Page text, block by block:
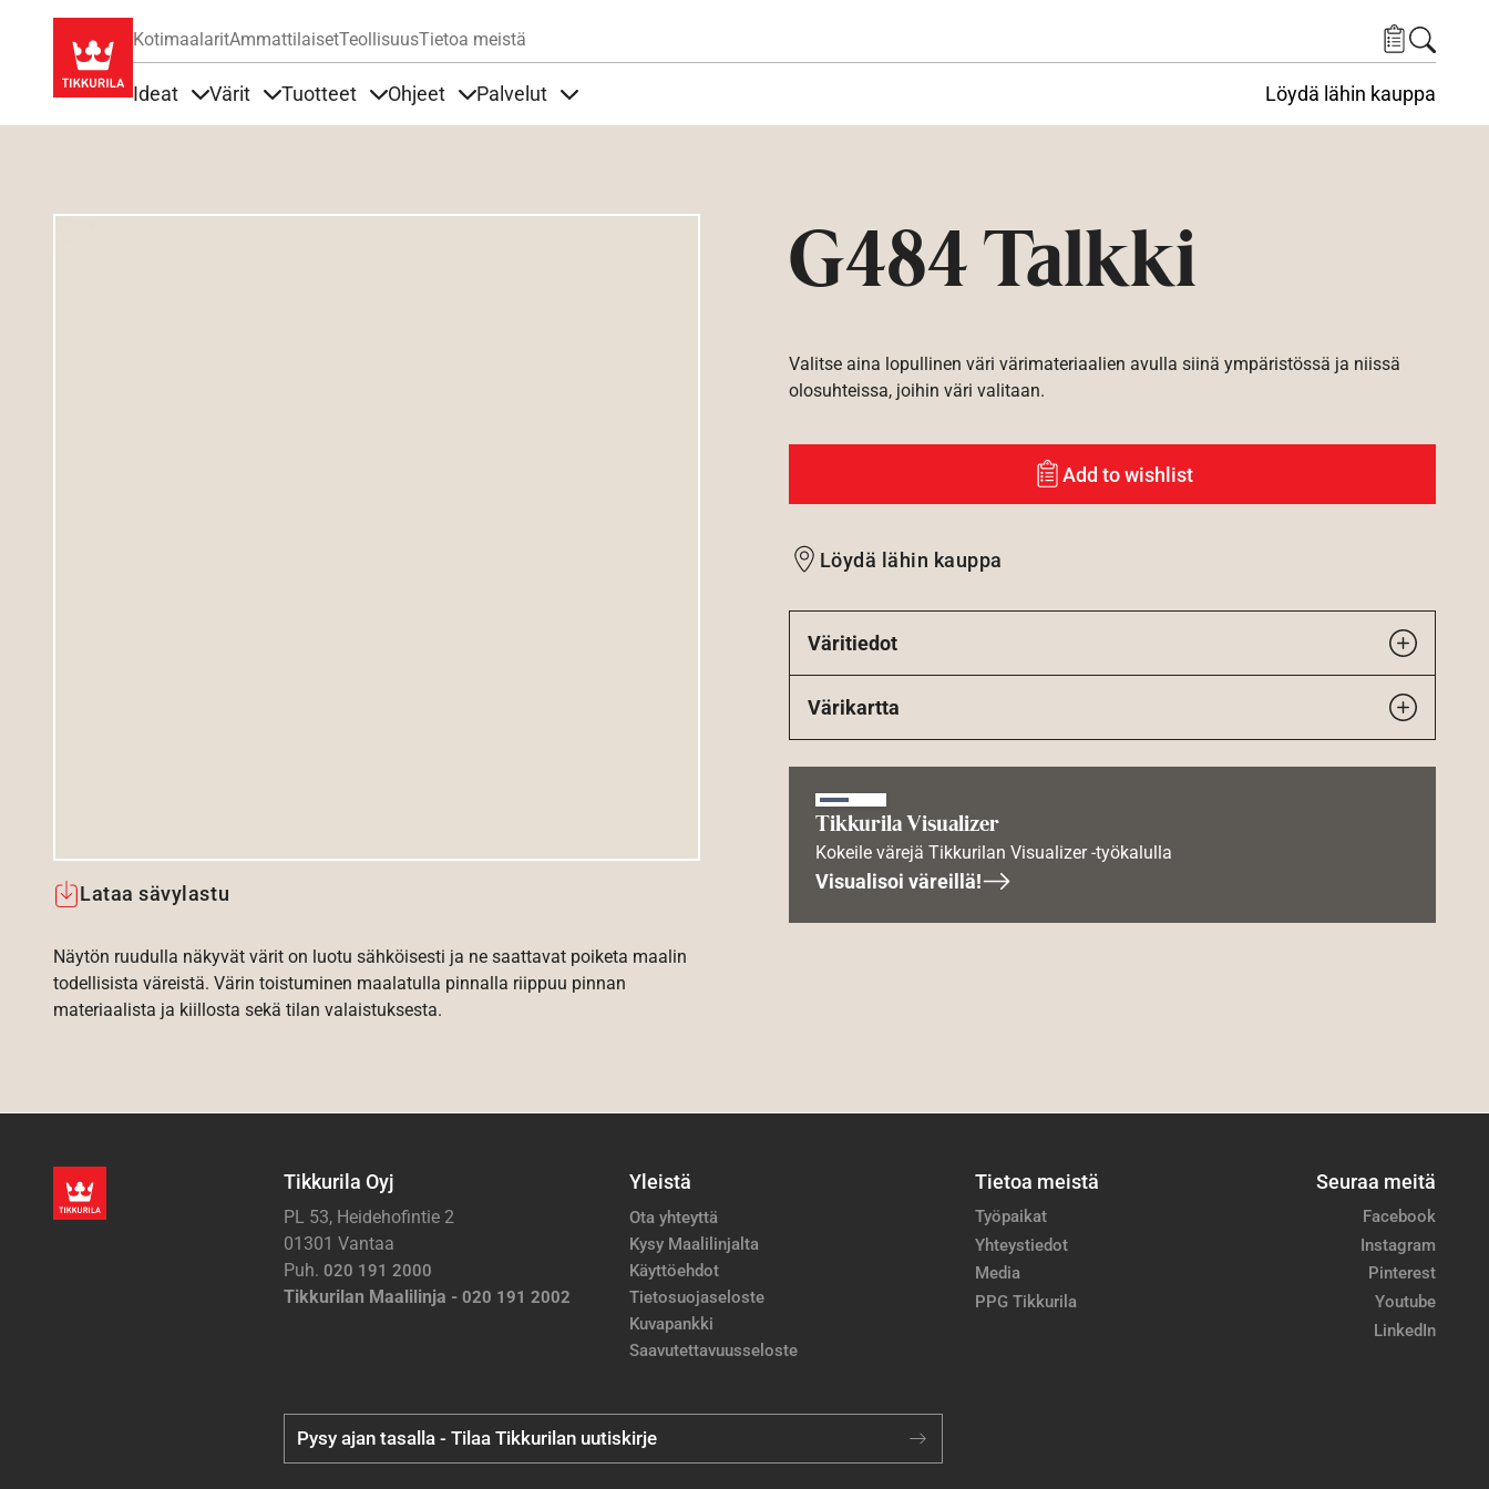
KotimaalaritAmmattilaisetTeollisuusTietoa meistä
Ideat Värit Tuotteet Ohjeet Palvelut Löydä lähin kauppa
G484 Talkki
Lataa sävylastu
Näytön ruudulla näkyvät värit on luotu sähköisesti ja ne saattavat poiketa maalin
todellisista väreistä. Värin toistuminen maalatulla pinnalla riippuu pinnan
materiaalista ja kiillosta sekä tilan valaistuksesta.
Valitse aina lopullinen väri värimateriaalien avulla siinä ympäristössä ja niissä
olosuhteissa, joihin väri valitaan.
Add to wishlist
Löydä lähin kauppa
Väritiedot
Värikartta
Tikkurila Visualizer
Kokeile värejä Tikkurilan Visualizer -työkalulla
Visualisoi väreillä!
Tikkurila Oyj
PL 53, Heidehofintie 2
01301 Vantaa
Puh. 020 191 2000
Tikkurilan Maalilinja - 020 191 2002
Yleistä
Ota yhteyttä
Kysy Maalilinjalta
Käyttöehdot
Tietosuojaseloste
Kuvapankki
Saavutettavuusseloste
Tietoa meistä
Työpaikat
Yhteystiedot
Media
PPG Tikkurila
Seuraa meitä
Facebook
Instagram
Pinterest
Youtube
LinkedIn
Pysy ajan tasalla - Tilaa Tikkurilan uutiskirje